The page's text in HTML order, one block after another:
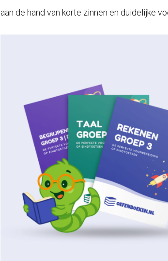
aan de hand van korte zinnen en duidelijke